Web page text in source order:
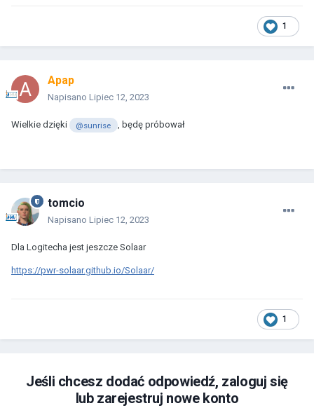
1
Apap
Napisano Lipiec 12, 2023
Wielkie dzięki @sunrise , będę próbował
tomcio
Napisano Lipiec 12, 2023
Dla Logitecha jest jeszcze Solaar
https://pwr-solaar.github.io/Solaar/
1
Jeśli chcesz dodać odpowiedź, zaloguj się
lub zarejestruj nowe konto